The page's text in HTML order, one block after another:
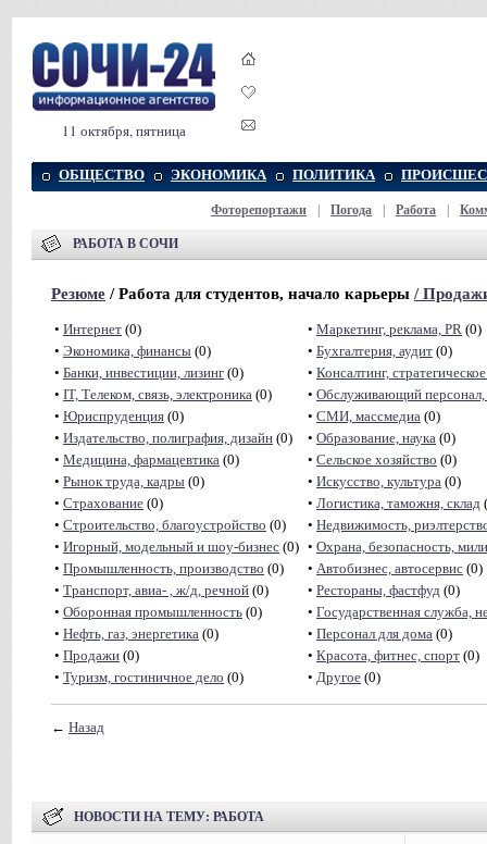
11 октября, пятница
ОБЩЕСТВО ЭКОНОМИКА ПОЛИТИКА
Фоторепортажи Погода Работа
РАБОТА В СОЧИ
Резюме / Работа для студентов, начало карьеры /
• Интернет (0) • Маркетинг, реклама, PR (0)
• Экономика, финансы (0) • Бухгалтерия, аудит (0)
• Банки, инвестиции, лизинг (0) • Консалтинг,
• IT, Телеком, связь, электроника (0) • Обслуживающий персонал,
• Юриспруденция (0) • СМИ, массмедиа (0)
• Издательство, полиграфия, дизайн (0) • Образование, наука (0)
• Медицина, фармацевтика (0) • Сельское хозяйство (0)
• Рынок труда, кадры (0) • Искусство, культура (0)
• Страхование (0) • Логистика, таможня, склад
• Строительство, благоустройство (0) • Недвижимость,
• Игорный, модельный и шоу-бизнес (0) • Охрана, безопасность,
• Промышленность, производство (0) • Автобизнес, автосервис (0)
• Транспорт, авиа- , ж/д, речной (0) • Рестораны, фастфуд (0)
• Оборонная промышленность (0) • Государственная служба,
• Нефть, газ, энергетика (0) • Персонал для дома (0)
• Продажи (0) • Красота, фитнес, спорт (0)
• Туризм, гостиничное дело (0) • Другое (0)
← Назад
НОВОСТИ НА ТЕМУ: РАБОТА